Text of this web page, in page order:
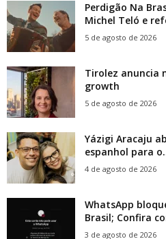
Perdigão Na
Michel Teló e
5 de agosto de 2026
Tirolez anuncia
growth
5 de agosto de 2026
Yázigi Aracaju
espanhol para
4 de agosto de 2026
WhatsApp
Brasil; Confira
3 de agosto de 2026